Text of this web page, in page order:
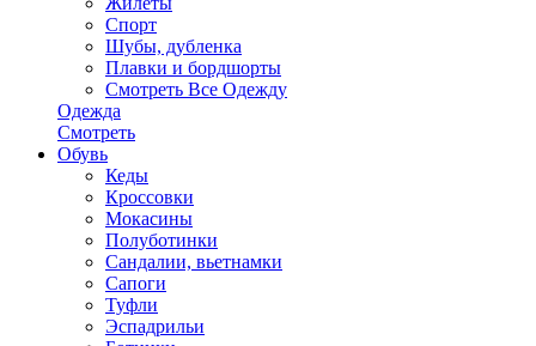
Спорт
Шубы, дубленка
Плавки и бордшорты
Смотреть Все Одежду
Одежда
Смотреть
Обувь
Кеды
Кроссовки
Мокасины
Полуботинки
Сандалии, вьетнамки
Сапоги
Туфли
Эспадрильи